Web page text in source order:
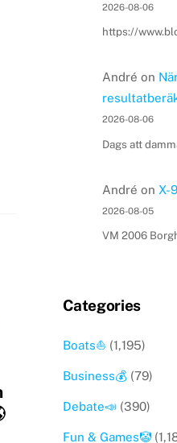
2026-08-06
https://
André on
2026-08-06
Dags att
André on X-
2026-08-05
VM 2006
Categories
Boats⛵️ (1,195)
Business💰 (79)
Debate📣(390)
Fun & Games🤡